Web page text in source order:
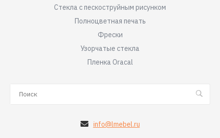
Стекла с пескоструйным рисунком
Полноцветная печать
Фрески
Узорчатые стекла
Пленка Oracal
info@lmebel.ru